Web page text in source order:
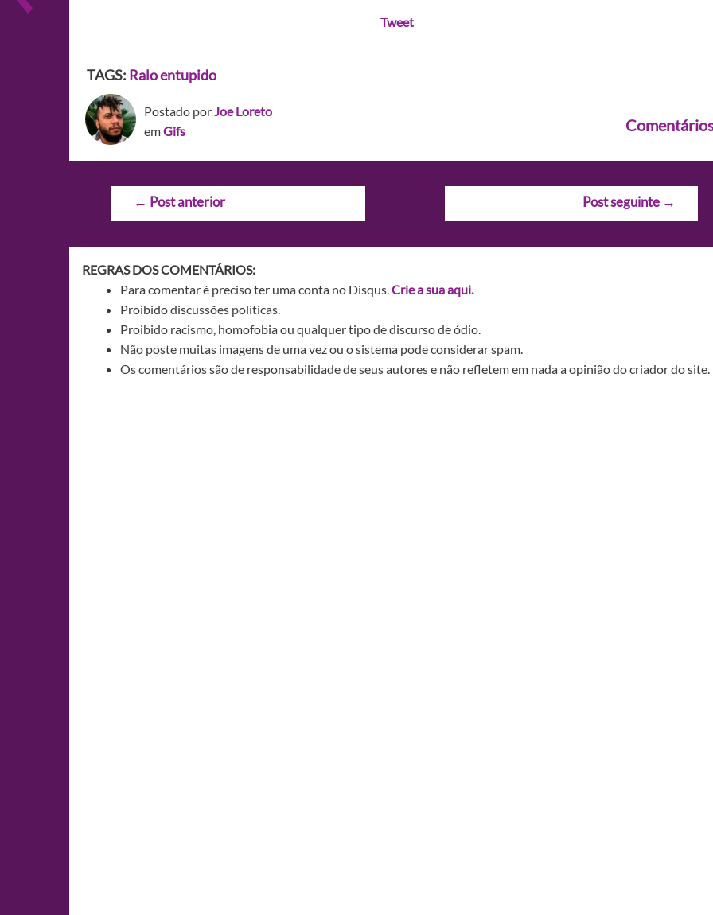
Tweet
TAGS: Ralo entupido
Postado porJoe Loreto
emGifs
Navegação
← Post anterior Post seguinte →
REGRAS DOS COMENTÁRIOS:
Para comentar é preciso ter uma conta no Disqus.Crie a sua aqui.
Proibido discussões políticas.
Proibido racismo, homofobia ou qualquer tipo de discurso de ódio.
Não poste muitas imagens de uma vez ou o sistema pode considerar spam.
Os comentários são de responsabilidade de seus autores e não refletem em nada a opinião do criador do site.